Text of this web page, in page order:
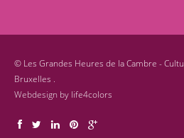
© Les Grandes Heures de la Cambre -
Bruxelles .
Webdesign by life4colors